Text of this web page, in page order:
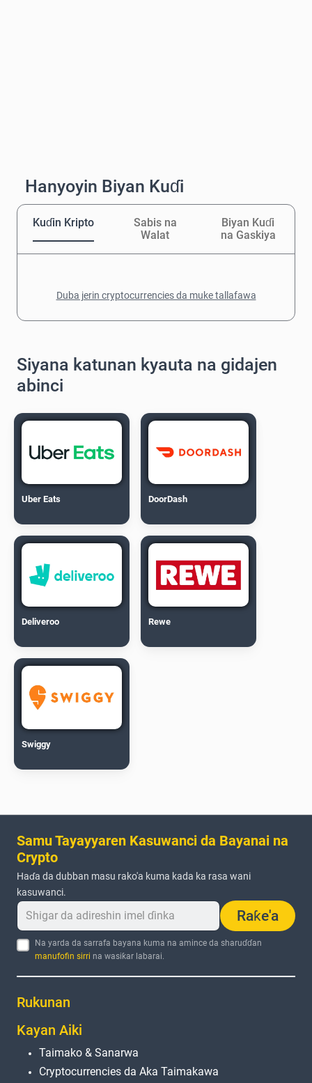
Hanyoyin Biyan Kuɗi
Kuɗin Kripto
Sabis na
Walat
Biyan Kuɗi
na Gaskiya
Duba jerin cryptocurrencies da muke tallafawa
Siyana katunan kyauta na gidajen
abinci
Uber Eats DoorDash
Deliveroo Rewe
Swiggy
Samu Tayayyaren Kasuwanci da Bayanai na
Crypto
Haɗa da dubban masu rako'a kuma kada ka rasa wani
kasuwanci.
Raƙe'a
Na yarda da sarrafa bayana kuma na amince da sharuɗɗan
manufofin sirri na wasiƙar labarai.
Rukunan
Kayan Aiki
Taimako & Sanarwa
Cryptocurrencies da Aka Taimakawa